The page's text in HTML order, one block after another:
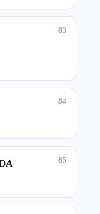
83
84
85